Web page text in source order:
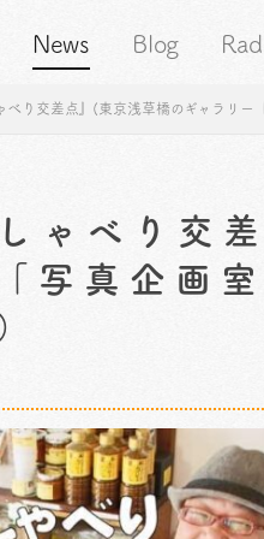
News Blog
り交差点』(東京浅草橋のギャラリー
ゃべり交
写真企画